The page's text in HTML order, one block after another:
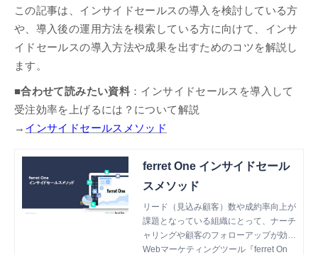
この記事は、インサイドセールスの導入を検討している方
や、導入後の運用方法を模索している方に向けて、インサ
イドセールスの導入方法や成果を出すためのコツを解説し
ます。
■合わせて読みたい資料 ：インサイドセールスを導入して
受注効率を上げるには？について解説
→ インサイドセールスメソッド
ferret One インサイドセール
スメソッド
リード（見込み顧客）数や成約率向上が
課題となっている組織にとって、ナーチ
ャリングや顧客のフォローアップが効率
的に行えるインサイドセールスの導入
Webマーケティングツール『ferret On